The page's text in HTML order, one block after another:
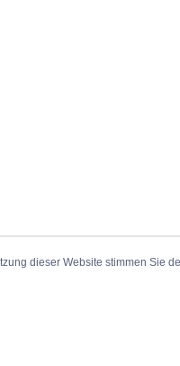
dieser Website stimmen Sie